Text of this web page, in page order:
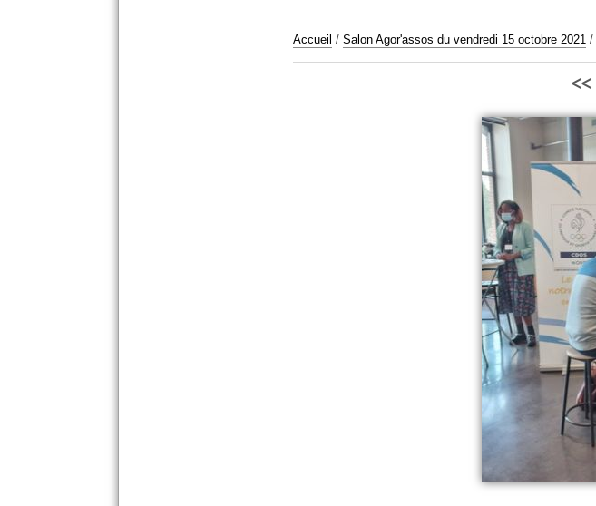
Accueil / Salon Agor'assos du vendredi 15 octobre 2021 /
<<